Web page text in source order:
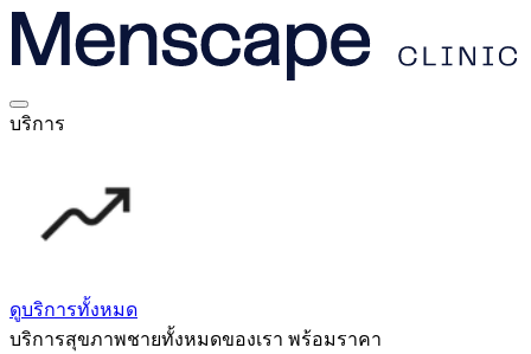
บริการ
ดูบริการทั้งหมด
บริการสุขภาพชายทั้งหมดของเรา พร้อมราคา